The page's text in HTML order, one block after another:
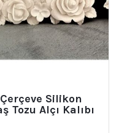
Silikon
Tozu Alçı Kalıbı